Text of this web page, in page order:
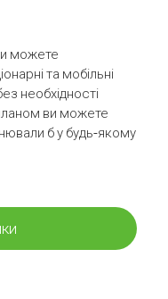
можете
та мобільні
необхідності
ви можете
б у будь-якому